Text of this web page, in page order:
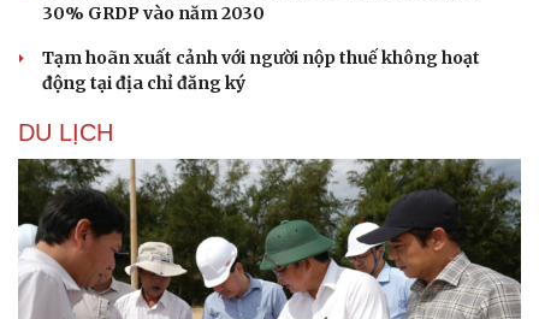
30% GRDP vào năm 2030
Tạm hoãn xuất cảnh với người nộp thuế không hoạt
động tại địa chỉ đăng ký
DU LỊCH